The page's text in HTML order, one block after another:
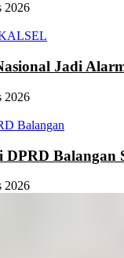
2026
Jadi
2026
Balangan
DPRD Balangan
2026